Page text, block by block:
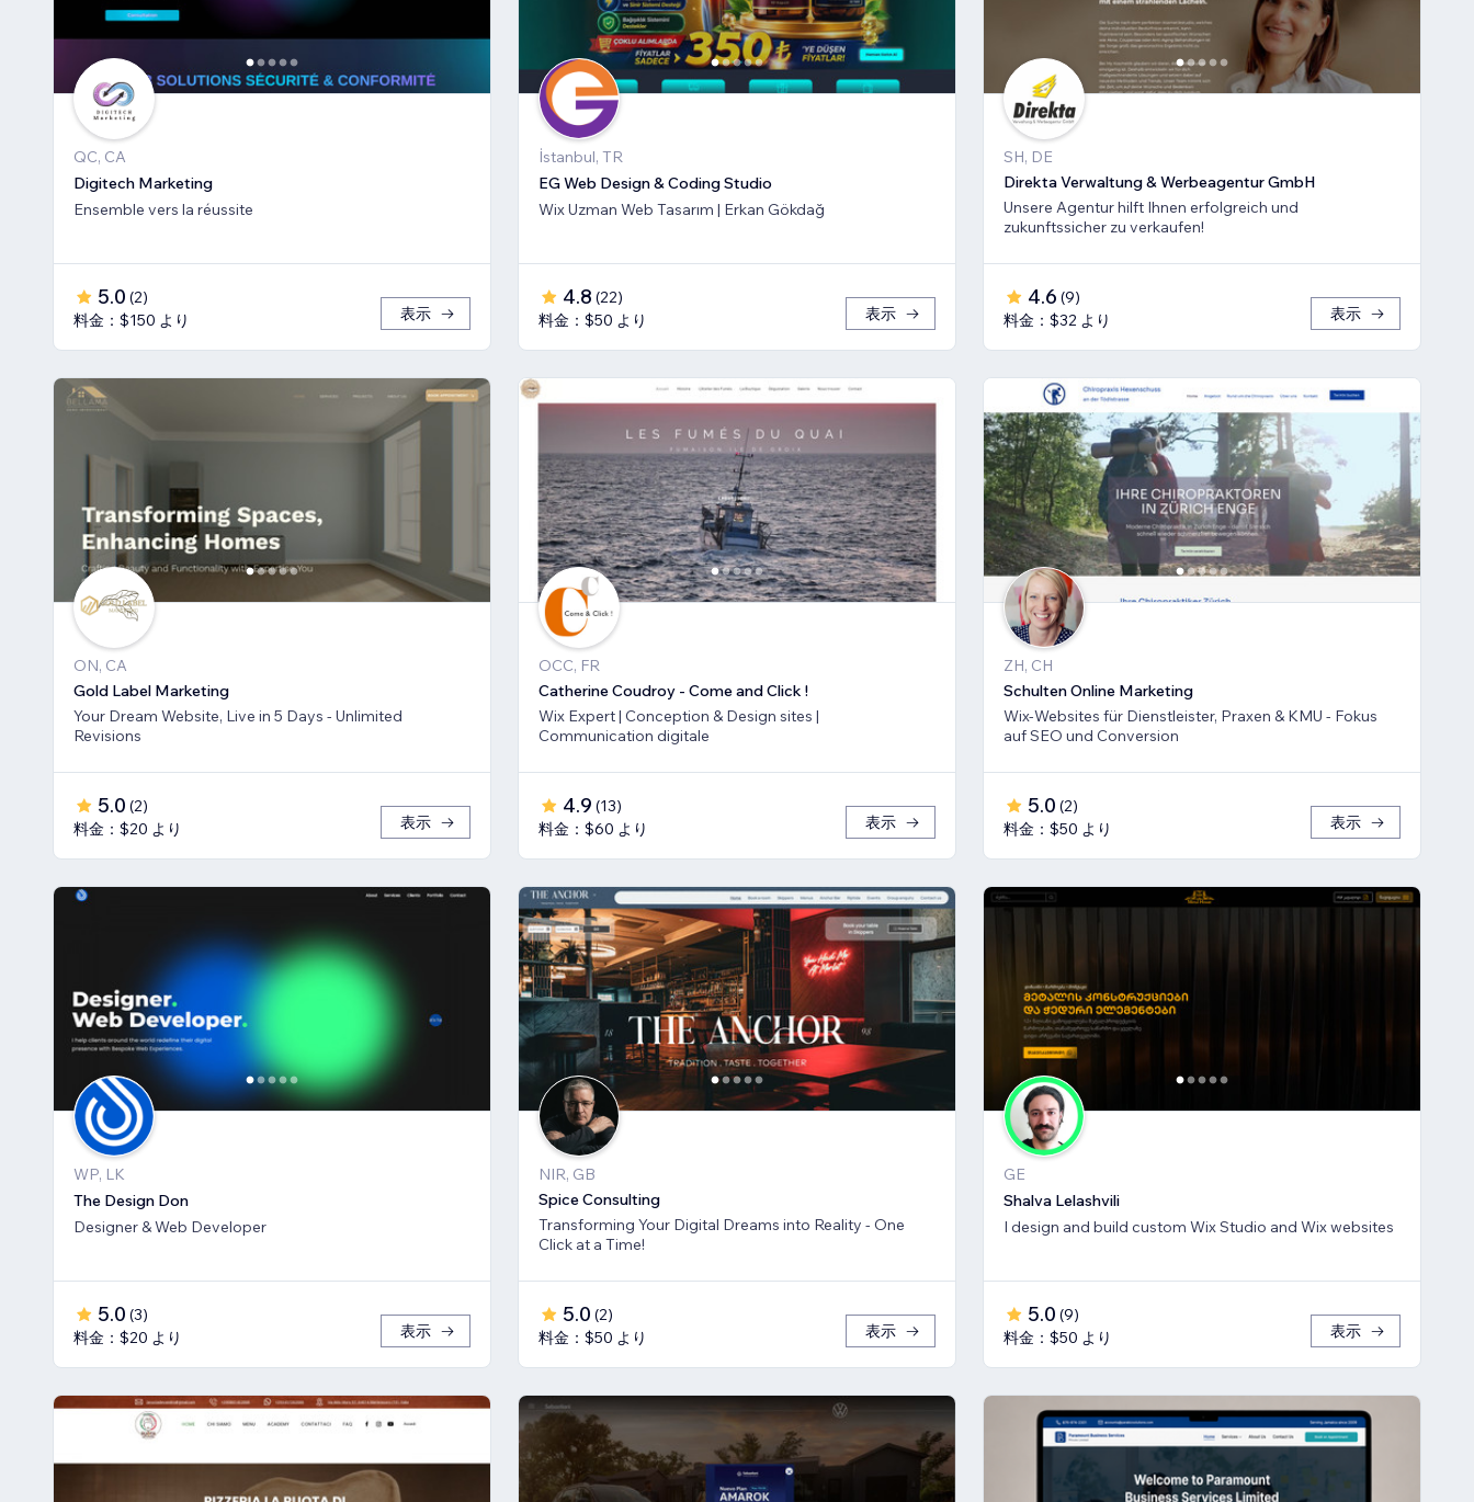
QC, CA
Digitech Marketing
Ensemble vers la réussite
5.0 (2)
料金：$150 より
表示
İstanbul, TR
EG Web Design & Coding Studio
Wix Uzman Web Tasarım | Erkan Gökdağ
4.8 (22)
料金：$50 より
表示
SH, DE
Direkta Verwaltung & Werbeagentur GmbH
Unsere Agentur hilft Ihnen erfolgreich und
zukunftssicher zu verkaufen!
4.6 (9)
料金：$32 より
表示
ON, CA
Gold Label Marketing
Your Dream Website, Live in 5 Days - Unlimited
Revisions
5.0 (2)
料金：$20 より
表示
OCC, FR
Catherine Coudroy - Come and Click !
Wix Expert | Conception & Design sites |
Communication digitale
4.9 (13)
料金：$60 より
表示
ZH, CH
Schulten Online Marketing
Wix-Websites für Dienstleister, Praxen & KMU - Fokus
auf SEO und Conversion
5.0 (2)
料金：$50 より
表示
WP, LK
The Design Don
Designer & Web Developer
5.0 (3)
料金：$20 より
表示
NIR, GB
Spice Consulting
Transforming Your Digital Dreams into Reality - One
Click at a Time!
5.0 (2)
料金：$50 より
表示
GE
Shalva Lelashvili
I design and build custom Wix Studio and Wix websites
5.0 (9)
料金：$50 より
表示